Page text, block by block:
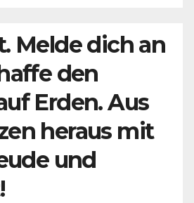
Melde dich an
den
Erden. Aus
heraus mit
und